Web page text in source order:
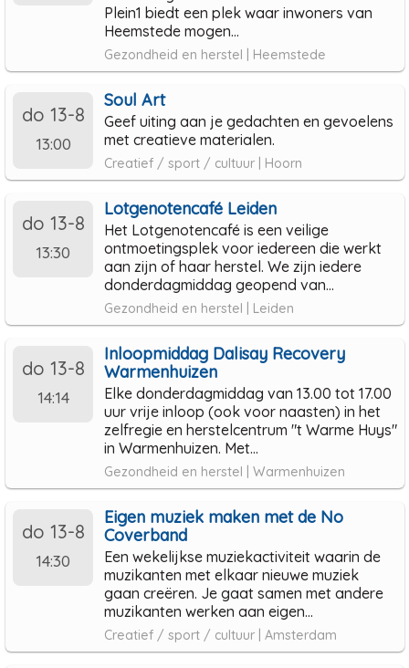
Plein1 biedt een plek waar inwoners van
Heemstede mogen...
Gezondheid en herstel | Heemstede
do 13-8
13:00
Soul Art
Geef uiting aan je gedachten en gevoelens
met creatieve materialen.
Creatief / sport / cultuur | Hoorn
do 13-8
13:30
Lotgenotencafé Leiden
Het Lotgenotencafé is een veilige
ontmoetingsplek voor iedereen die werkt
aan zijn of haar herstel. We zijn iedere
donderdagmiddag geopend van...
Gezondheid en herstel | Leiden
do 13-8
14:14
Inloopmiddag Dalisay Recovery
Warmenhuizen
Elke donderdagmiddag van 13.00 tot 17.00
uur vrije inloop (ook voor naasten) in het
zelfregie en herstelcentrum "t Warme Huys"
in Warmenhuizen. Met...
Gezondheid en herstel | Warmenhuizen
do 13-8
14:30
Eigen muziek maken met de No
Coverband
Een wekelijkse muziekactiviteit waarin de
muzikanten met elkaar nieuwe muziek
gaan creëren. Je gaat samen met andere
muzikanten werken aan eigen...
Creatief / sport / cultuur | Amsterdam